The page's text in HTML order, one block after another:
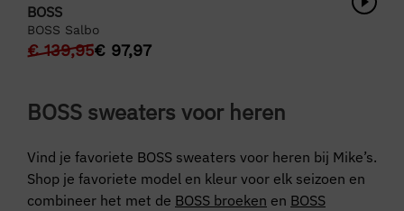
BOSS
BOSS Salbo
€139,95€ 97,97
BOSS sweaters voor heren
Vind je favoriete BOSS sweaters voor heren bij Mike’s.
Shop je favoriete model en kleur voor elk seizoen en
combineer het met de BOSS broeken en BOSS